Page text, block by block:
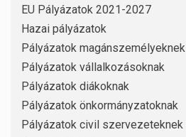
EU Pályázatok 2021-2027
Hazai pályázatok
Pályázatok magánszemélyeknek
Pályázatok vállalkozásoknak
Pályázatok diákoknak
Pályázatok önkormányzatoknak
Pályázatok civil szervezeteknek